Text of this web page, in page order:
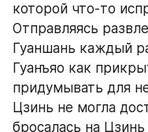
которой что-то
Отправляясь
Гуаншань каждый
Гуанъяо как
придумывать для
Цзинь не могла
бросалась на